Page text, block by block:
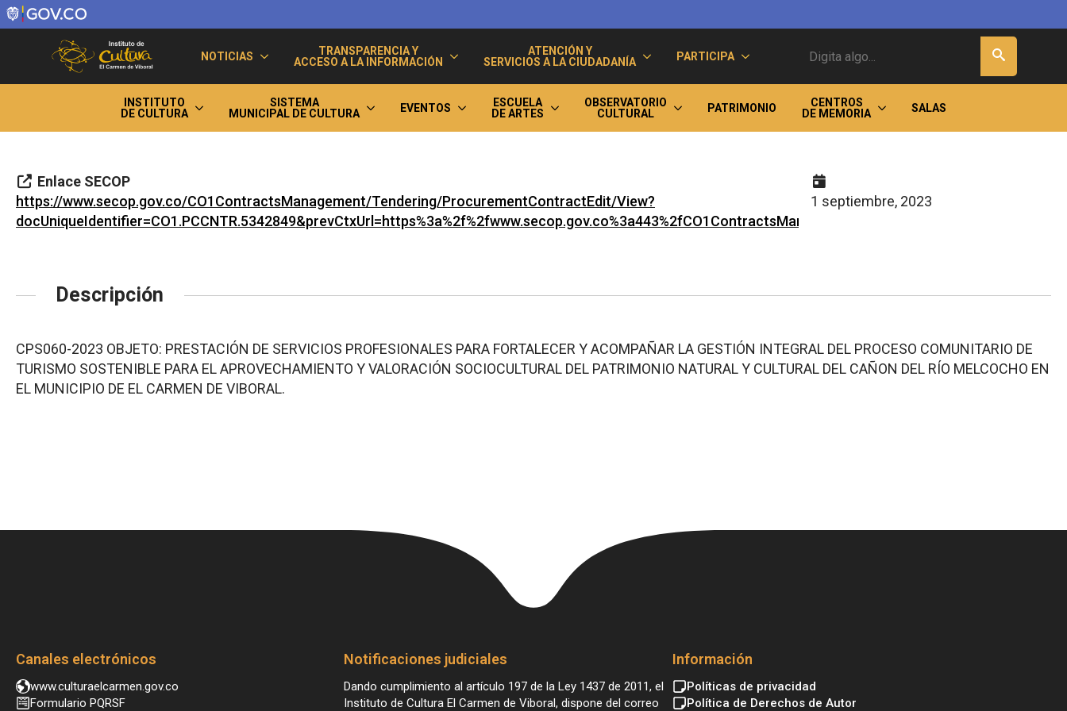
NOTICIAS
TRANSPARENCIA Y
ACCESO A LA INFORMACIÓN
ATENCIÓN Y
SERVICIOS A LA CIUDADANÍA
PARTICIPA
INSTITUTO
DE CULTURA
SISTEMA
MUNICIPAL DE CULTURA
EVENTOS
ESCUELA
DE ARTES
OBSERVATORIO
CULTURAL
PATRIMONIO
CENTROS
DE MEMORIA
SALAS
Enlace SECOP
https://www.secop.gov.co/CO1ContractsManagement/Tendering/ProcurementContractEdit/View?
1 septiembre, 2023
Descripción
CPS060-2023 OBJETO: PRESTACIÓN DE SERVICIOS PROFESIONALES PARA FORTALECER Y ACOMPAÑAR LA GESTIÓN INTEGRAL DEL PROCESO COMUNITARIO DE
TURISMO SOSTENIBLE PARA EL APROVECHAMIENTO Y VALORACIÓN SOCIOCULTURAL DEL PATRIMONIO NATURAL Y CULTURAL DEL CAÑON DEL RÍO MELCOCHO EN
EL MUNICIPIO DE EL CARMEN DE VIBORAL.
Canales electrónicos
www.culturaelcarmen.gov.co
Formulario PQRSF
Notificaciones judiciales
Dando cumplimiento al artículo 197 de la Ley 1437 de 2011, el
Instituto de Cultura El Carmen de Viboral, dispone del correo
Información
Políticas de privacidad
Política de Derechos de Autor